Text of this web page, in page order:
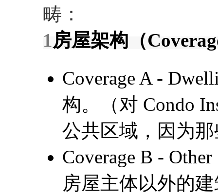
畴：
1房屋架构（
Coverage A -
构。（对 Condo
公共区域，因为
Coverage B -
房屋主体以外的